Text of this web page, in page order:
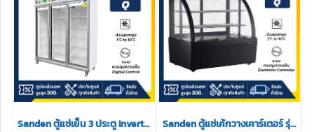
Sanden ตู้แช่เย็น 3 ประตู Inverter รุ่น YEM-1605i ขนาด 42.4Q สีขาว Sanden ตู้แช่เค้กวางเคาร์เตอร์ รุ่น SKR-0070 ขนาด 3.5Q สีดำ 2 ชั้นวาง